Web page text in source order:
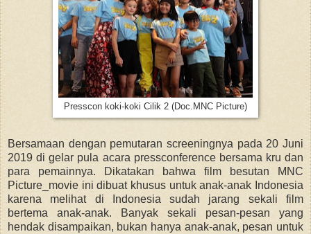
Presscon koki-koki Cilik 2 (Doc.MNC Picture)
Bersamaan dengan pemutaran screeningnya pada 20 Juni
2019 di gelar pula acara pressconference bersama kru dan
para pemainnya. Dikatakan bahwa film besutan MNC
Picture_movie ini dibuat khusus untuk anak-anak Indonesia
karena melihat di Indonesia sudah jarang sekali film
bertema anak-anak. Banyak sekali pesan-pesan yang
hendak disampaikan, bukan hanya anak-anak, pesan untuk